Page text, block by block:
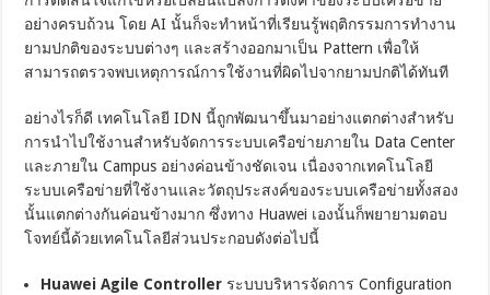
อย่างครบถ้วน โดย AI นั้นก็จะทำหน้าที่เรียนรู้พฤติกรรมการทำงาน
ยามปกติของระบบต่างๆ และสร้างออกมาเป็น Pattern เพื่อให้
สามารถตรวจพบเหตุการณ์การใช้งานที่ผิดไปจากยามปกติได้ทันที
อย่างไรก็ดี เทคโนโลยี IDN นี้ถูกพัฒนาขึ้นมาอย่างแตกต่างสำหรับ
การนำไปใช้งานสำหรับจัดการระบบเครือข่ายภายใน Data Center
และภายใน Campus อย่างค่อนข้างชัดเจน เนื่องจากเทคโนโลยี
ระบบเครือข่ายที่ใช้งานและวัตถุประสงค์ของระบบเครือข่ายทั้งสอง
นั้นแตกต่างกันค่อนข้างมาก ซึ่งทาง Huawei เองนั้นก็พยายามตอบ
โจทย์นี้ด้วยเทคโนโลยีส่วนประกอบดังต่อไปนี้
Huawei Agile Controller ระบบบริหารจัดการ Configuration